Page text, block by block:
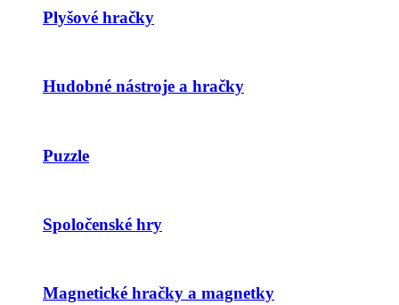
Plyšové hračky
Hudobné nástroje a hračky
Puzzle
Spoločenské hry
Magnetické hračky a magnetky